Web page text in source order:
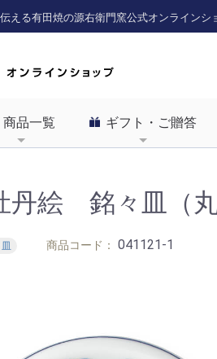
える有田焼の源右衛門窯公式オンラインシ
商品一覧 ギフト・ご贈答
丹絵 銘々皿（丸
商品コード： 041121-1